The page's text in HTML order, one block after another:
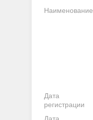
Наименование
Дата
регистрации